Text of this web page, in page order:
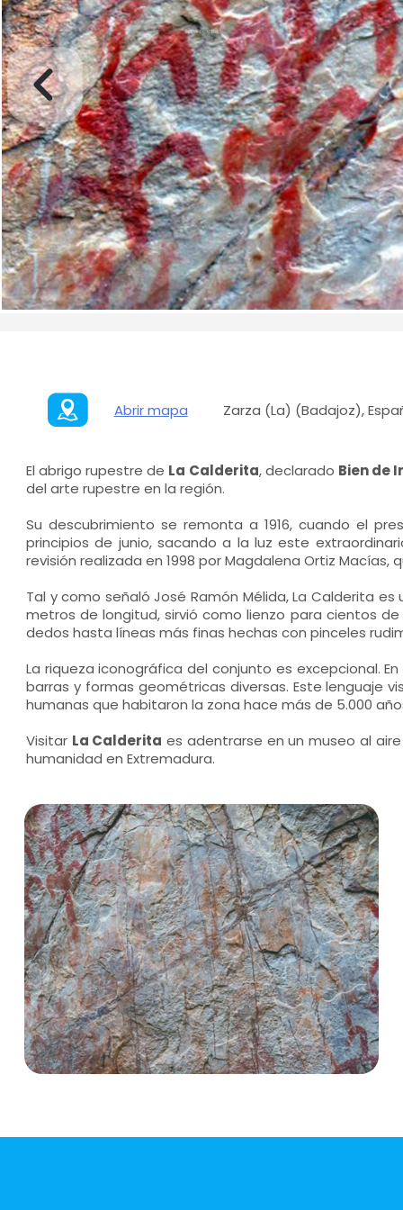
Abrir mapa Zarza (La) (Badajoz),
El abrigo rupestre de La Calderita, declarado Bien de
del arte rupestre en la región.
Su descubrimiento se remonta a 1916, cuando el
principios de junio, sacando a la luz este
revisión realizada en 1998 por Magdalena Ortiz
Tal y como señaló José Ramón Mélida, La Calderita
metros de longitud, sirvió como lienzo para cientos
dedos hasta líneas más finas hechas con pinceles
La riqueza iconográfica del conjunto es excepcional.
barras y formas geométricas diversas. Este lenguaje
humanas que habitaron la zona hace más de 5.000
Visitar La Calderita es adentrarse en un museo al
humanidad en Extremadura.